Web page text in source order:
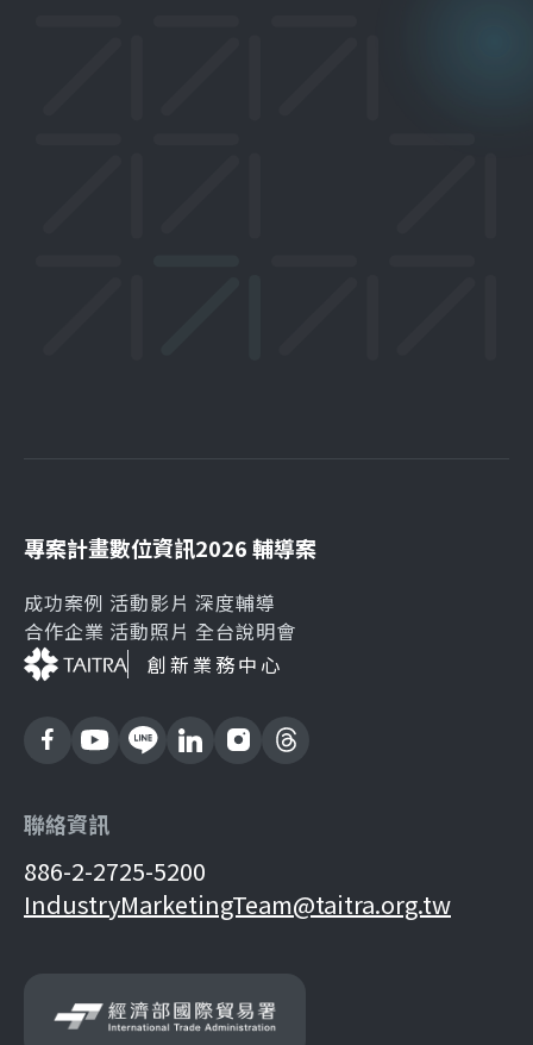
專案計畫
成功案例
合作企業
數位資訊
活動影片
活動照片
2026 輔導案
深度輔導
全台說明會
創新業務中心
聯絡資訊
886-2-2725-5200
IndustryMarketingTeam@taitra.org.tw